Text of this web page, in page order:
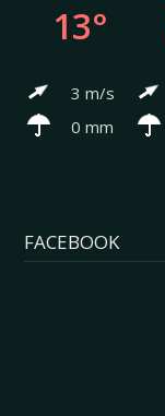
13°
3 m/s
0 mm
FACEBOOK